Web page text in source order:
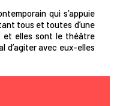
qui s’appuie
tous et toutes d’une
et elles sont le théâtre
d’agiter avec eux-elles